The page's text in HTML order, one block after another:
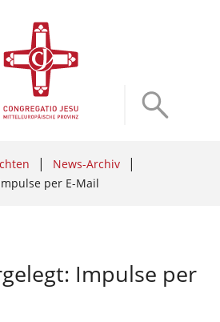
News-Archiv
per E-Mail
Impulse per